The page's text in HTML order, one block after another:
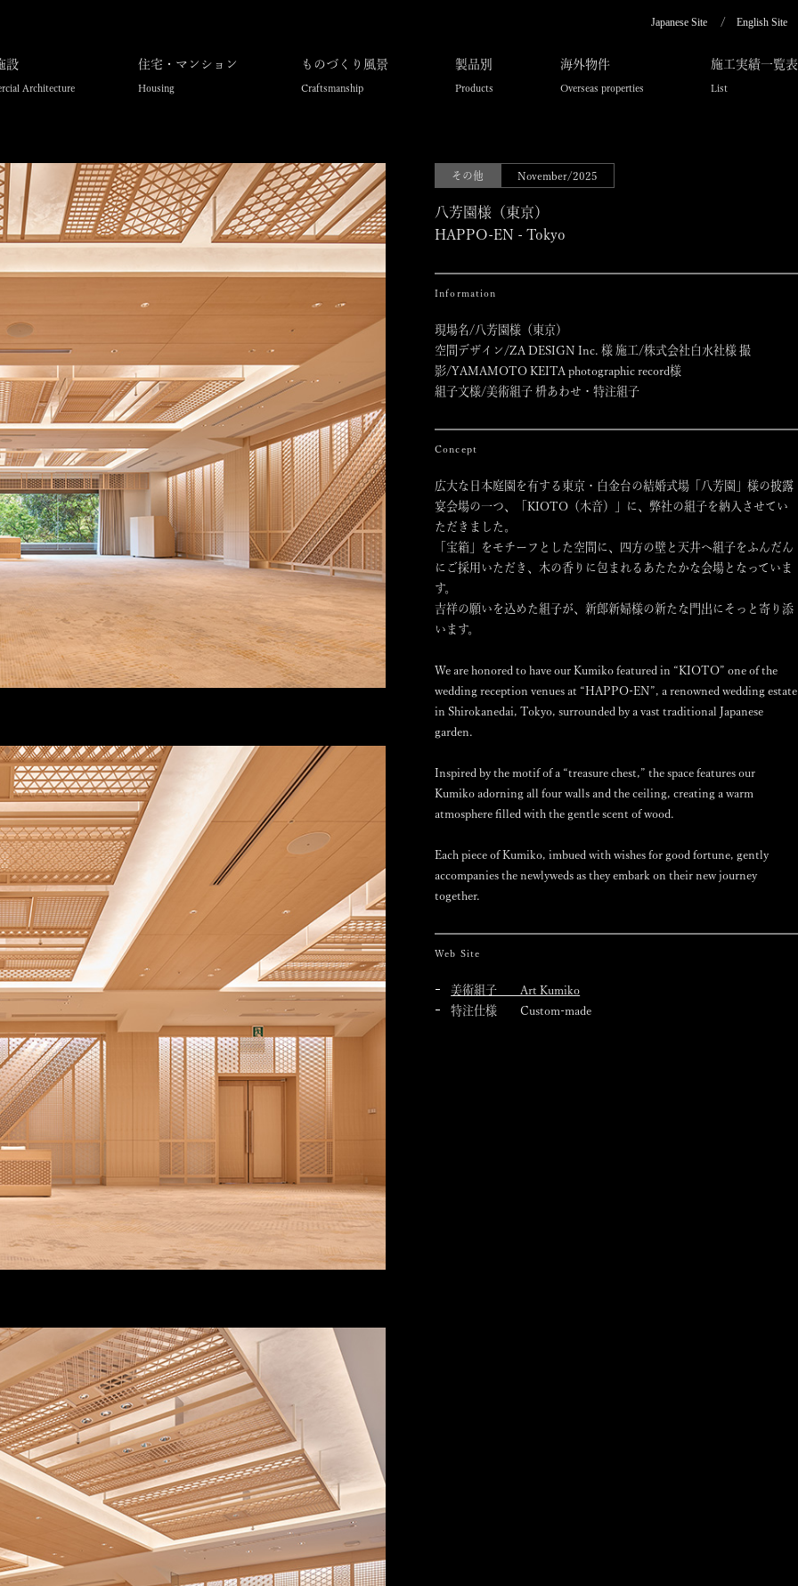
Japanese Site English Site
設
Architecture
住宅・マンション
Housing
ものづくり風景
Craftsmanship
製品別
Products
海外物件
Overseas properties
施工実績一覧表
List
その他 November/2025
八芳園様（東京）
HAPPO-EN - Tokyo
Information
現場名/八芳園様（東京）
空間デザイン/ZA DESIGN Inc. 様 施工/株式会社白水社様 撮
影/YAMAMOTO KEITA photographic record様
組子文様/美術組子 枡あわせ・特注組子
Concept
広大な日本庭園を有する東京・白金台の結婚式場「八芳園」様の披露
宴会場の一つ、「KIOTO（木音）」に、弊社の組子を納入させてい
ただきました。
「宝箱」をモチーフとした空間に、四方の壁と天井へ組子をふんだん
にご採用いただき、木の香りに包まれるあたたかな会場となっていま
す。
吉祥の願いを込めた組子が、新郎新婦様の新たな門出にそっと寄り添
います。
We are honored to have our Kumiko featured in “KIOTO” one of the
wedding reception venues at “HAPPO-EN”, a renowned wedding estate
in Shirokanedai, Tokyo, surrounded by a vast traditional Japanese
garden.
Inspired by the motif of a “treasure chest,” the space features our
Kumiko adorning all four walls and the ceiling, creating a warm
atmosphere filled with the gentle scent of wood.
Each piece of Kumiko, imbued with wishes for good fortune, gently
accompanies the newlyweds as they embark on their new journey
together.
Web Site
美術組子 Art Kumiko
特注仕様 Custom-made